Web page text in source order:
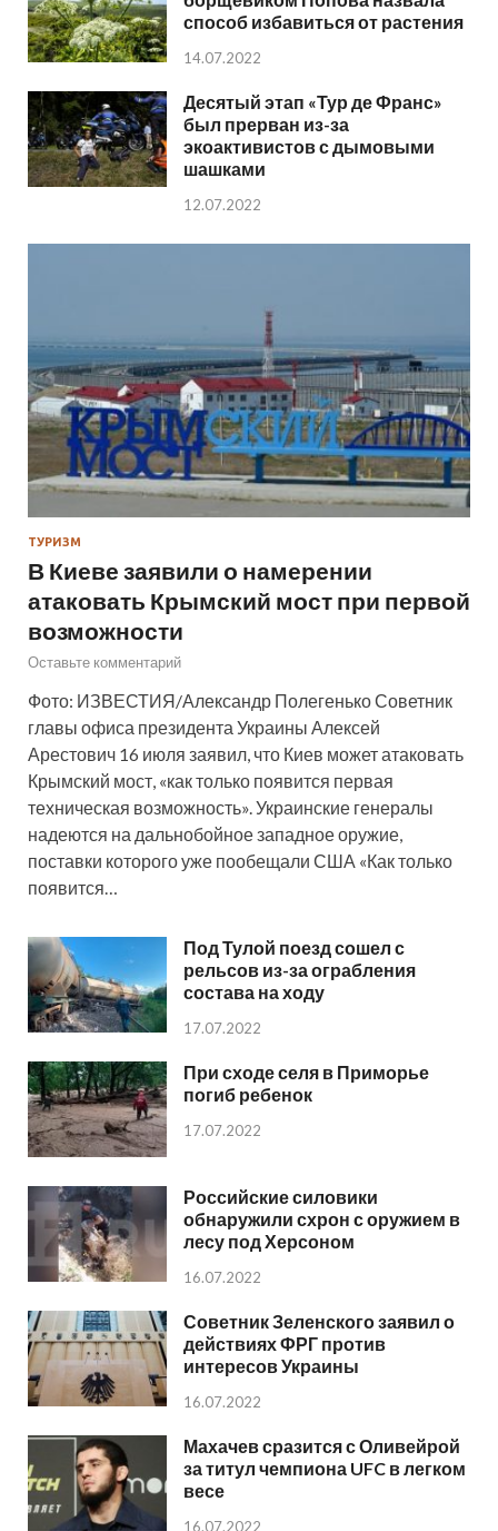
способ избавиться от растения
14.07.2022
Десятый этап «Тур де Франс»
был прерван из-за
экоактивистов с дымовыми
шашками
12.07.2022
ТУРИЗМ
В Киеве заявили о намерении
атаковать Крымский мост при первой
возможности
Оставьте комментарий
Фото: ИЗВЕСТИЯ/Александр Полегенько Советник
главы офиса президента Украины Алексей
Арестович 16 июля заявил, что Киев может атаковать
Крымский мост, «как только появится первая
техническая возможность». Украинские генералы
надеются на дальнобойное западное оружие,
поставки которого уже пообещали США «Как только
появится…
Под Тулой поезд сошел с
рельсов из-за ограбления
состава на ходу
17.07.2022
При сходе селя в Приморье
погиб ребенок
17.07.2022
Российские силовики
обнаружили схрон с оружием в
лесу под Херсоном
16.07.2022
Советник Зеленского заявил о
действиях ФРГ против
интересов Украины
16.07.2022
Махачев сразится с Оливейрой
за титул чемпиона UFC в легком
весе
16.07.2022